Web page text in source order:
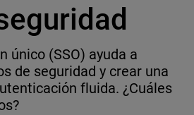
único (SSO) ayuda a
de seguridad y crear una
fluida. ¿Cuáles